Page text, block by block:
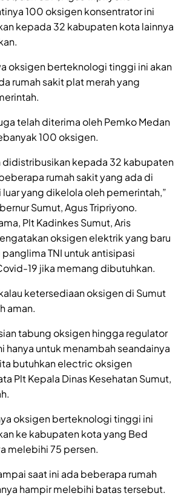
100 oksigen konsentrator ini
kepada 32 kabupaten kota lainnya
oksigen berteknologi tinggi ini akan
rumah sakit plat merah yang
telah diterima oleh Pemko Medan
100 oksigen.
didistribusikan kepada 32 kabupaten
rumah sakit yang ada di
yang dikelola oleh pemerintah,”
Sumut, Agus Tripriyono.
Plt Kadinkes Sumut, Aris
oksigen elektrik yang baru
TNI untuk antisipasi
19 jika memang dibutuhkan.
ketersediaan oksigen di Sumut
aman.
tabung oksigen hingga regulator
hanya untuk menambah seandainya
butuhkan electric oksigen
Plt Kepala Dinas Kesehatan Sumut,
oksigen berteknologi tinggi ini
ke kabupaten kota yang Bed
melebihi 75 persen.
saat ini ada beberapa rumah
hampir melebihi batas tersebut.